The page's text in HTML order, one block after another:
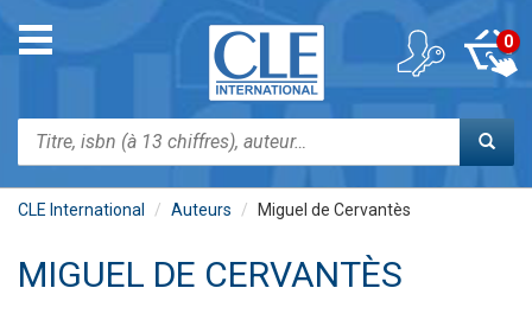
contenu
Toggle
navigation
Rechercher
0
CLE International Auteurs Miguel de Cervantès
MIGUEL DE CERVANTÈS